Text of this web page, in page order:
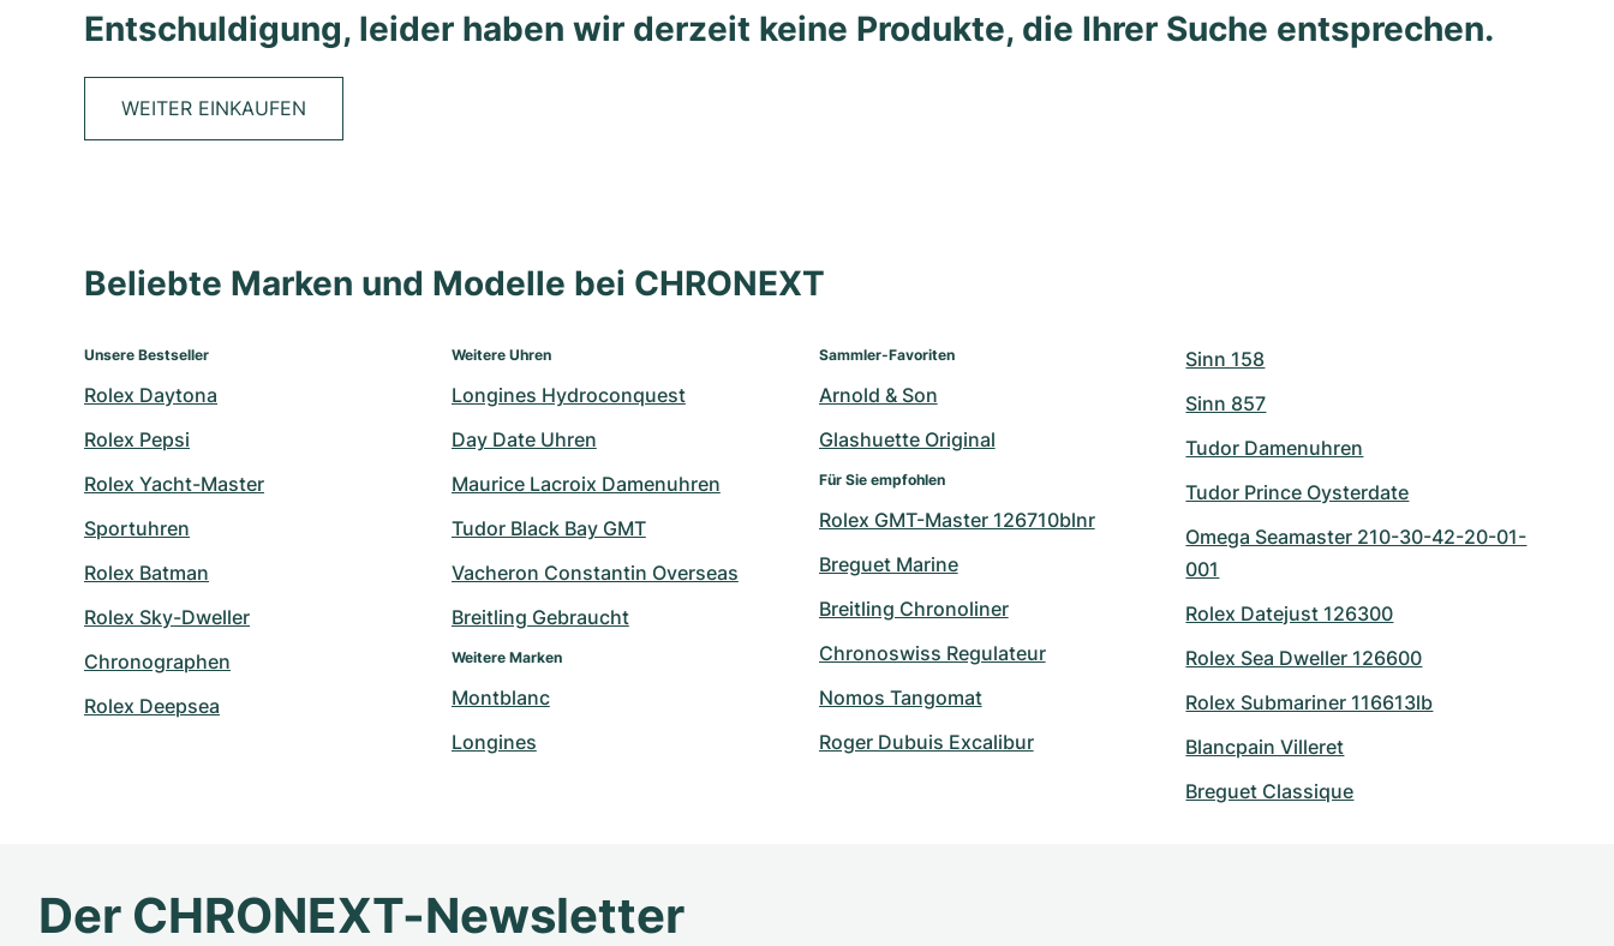
Entschuldigung, leider haben wir derzeit keine Produkte, die Ihrer Suche entsprechen.
WEITER EINKAUFEN
Beliebte Marken und Modelle bei CHRONEXT
Unsere Bestseller
Rolex Daytona
Rolex Pepsi
Rolex Yacht-Master
Sportuhren
Rolex Batman
Rolex Sky-Dweller
Chronographen
Rolex Deepsea
Weitere Uhren
Longines Hydroconquest
Day Date Uhren
Maurice Lacroix Damenuhren
Tudor Black Bay GMT
Vacheron Constantin Overseas
Breitling Gebraucht
Weitere Marken
Montblanc
Longines
Sammler-Favoriten
Arnold & Son
Glashuette Original
Für Sie empfohlen
Rolex GMT-Master 126710blnr
Breguet Marine
Breitling Chronoliner
Chronoswiss Regulateur
Nomos Tangomat
Roger Dubuis Excalibur
Sinn 158
Sinn 857
Tudor Damenuhren
Tudor Prince Oysterdate
Omega Seamaster 210-30-42-20-01-
001
Rolex Datejust 126300
Rolex Sea Dweller 126600
Rolex Submariner 116613lb
Blancpain Villeret
Breguet Classique
Der CHRONEXT-Newsletter